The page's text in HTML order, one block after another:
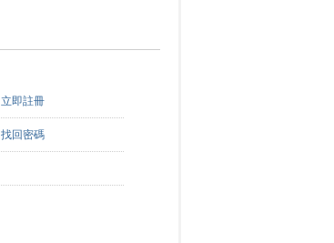
立即註冊
找回密碼